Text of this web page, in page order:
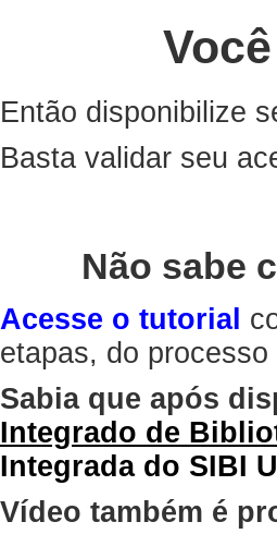
Então disponibilize
Basta validar seu
Não sabe
Acesse o tutorial
etapas, do
Sabia que após
Integrado de
Integrada do SIBI
Vídeo também é